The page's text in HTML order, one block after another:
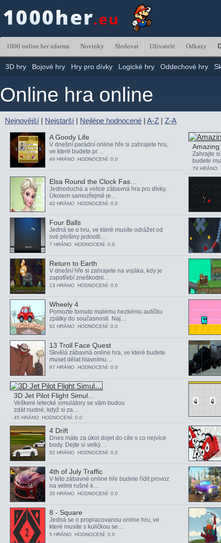
1000 online her zdarma Novinky Sledovat Uživatelé Odkazy
3D hry Bojové hry Hry pro dívky Logické hry Oddechové hry
Online hra online
Nejnovější | Nejstarší | Nejlépe hodnocené | A-Z | Z-A
A Goody Life
V dnešní parádní online hře si zahrajete hru,
ve které budete pr…
49 HRÁNO HODNOCENÍ: 0.0
Zahrajte
budete
79 HRÁNO
Elsa Round the Clock Fas…
Jednoduchá a velice zábavná hra pro dívky.
Úkolem samozřejmě je…
42 HRÁNO HODNOCENÍ: 0.0
Four Balls
Jedná se o hru, ve které musíte odrážet od
své plošiny jednotli…
7 HRÁNO HODNOCENÍ: 0.0
Return to Earth
V dnešní hře si zahrajete na vojáka, kdy je
zapotřebí zneškodni…
13 HRÁNO HODNOCENÍ: 0.0
Wheely 4
Pomozte tomuto malému hezkému autíčku
zpátky do současnosti. Naj…
92 HRÁNO HODNOCENÍ: 0.0
13 Troll Face Quest
Skvělá zábavná online hra, ve které budete
muset dělat hlavnímu…
97 HRÁNO HODNOCENÍ: 0.0
3D Jet Pilot Flight Simul…
Veškeré letecké simulátory se vám budou
zdát nudné, když si za…
45 HRÁNO HODNOCENÍ: 0.0
4 Drift
Dnes máte za úkol dojet do cíle s co nejvíce
body. Dejte si velký…
52 HRÁNO HODNOCENÍ: 0.0
4th of July Traffic
V této zábavné online hře budete řídit provoz
na velmi rušné k…
35 HRÁNO HODNOCENÍ: 0.0
8 - Square
Jedná se o propracovanou online hru, ve
které musíte s kuličkou se…
5 HRÁNO HODNOCENÍ: 0.0